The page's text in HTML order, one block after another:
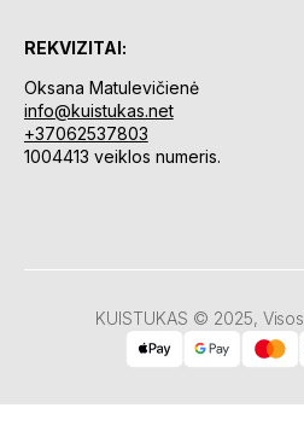
REKVIZITAI:
Oksana Matulevičienė
info@kuistukas.net
+37062537803
1004413 veiklos numeris.
KUISTUKAS © 2025,